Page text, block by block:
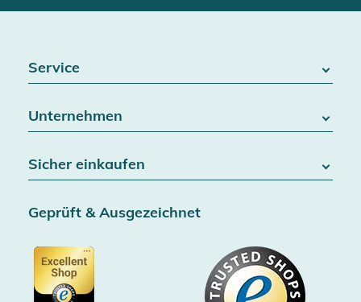
Service
Batteriegesetz
Widerrufsrecht
Vertrag widerrufen
AGB & Kundeninformationen
Datenschutz
Cookie-Einstellungen
Unternehmen
Blog
Jobs
Gutscheine
Showroom Düsseldorf
Impressum
Sicher einkaufen
SSL-Verschlüsselung
Zertifiziert durch Trusted Shops
Käuferschutz bis 20000€
Gratis Versand ab 100€ Bestellwert (in DE/AT)
Geprüft & Ausgezeichnet